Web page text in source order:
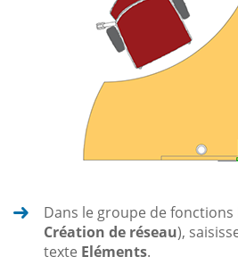
Dans le groupe de fonctions
Création de réseau),
texte Eléments.